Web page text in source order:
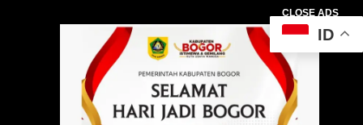
CLOSE ADS
ID